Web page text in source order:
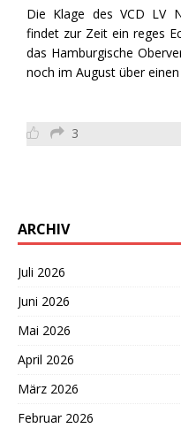
Die Klage des VCD LV
findet zur Zeit ein reges
das Hamburgische
noch im August über einen
3
ARCHIV
Juli 2026
Juni 2026
Mai 2026
April 2026
März 2026
Februar 2026